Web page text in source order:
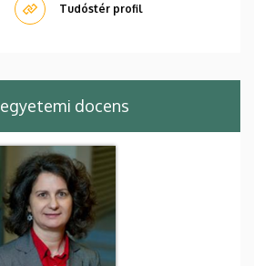
Tudóstér profil
egyetemi docens